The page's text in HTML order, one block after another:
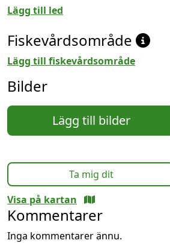
Lägg till led
Fiskevårdsområde
Lägg till fiskevårdsområde
Bilder
Lägg till bilder
Ta mig dit
Visa på kartan
Kommentarer
Inga kommentarer ännu.